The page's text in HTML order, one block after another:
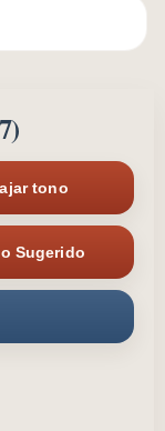
tono
Sugerido